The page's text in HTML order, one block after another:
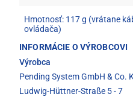
Hmotnosť: 117 g (vrátane
ovládača)
INFORMÁCIE O VÝROBCOVI
Výrobca
Pending System GmbH & Co.
Ludwig-Hüttner-Straße 5 - 7